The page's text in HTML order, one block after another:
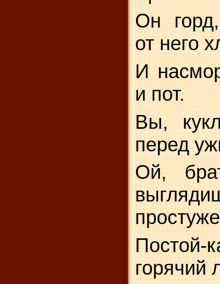
Он
от него
И
и пот.
Вы,
перед
Ой,
горячий